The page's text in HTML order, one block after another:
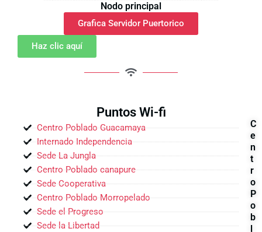
Nodo principal
Grafica Servidor Puertorico
Haz clic aquí
Puntos Wi-fi
Centro Poblado Guacamaya
Internado Independencia
Sede La Jungla
Centro Poblado canapure
Sede Cooperativa
Centro Poblado Morropelado
Sede el Progreso
Sede la Libertad
C
e
n
t
r
o
P
o
b